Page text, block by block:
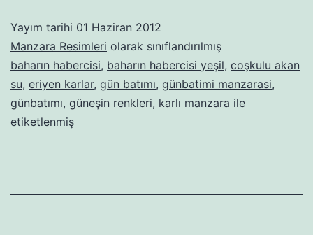
Yayım tarihi 01 Haziran 2012
Manzara Resimleri olarak sınıflandırılmış
baharın habercisi, baharın habercisi yeşil, coşkulu akan
su, eriyen karlar, gün batımı, günbatimi manzarasi,
günbatımı, güneşin renkleri, karlı manzara ile
etiketlenmiş